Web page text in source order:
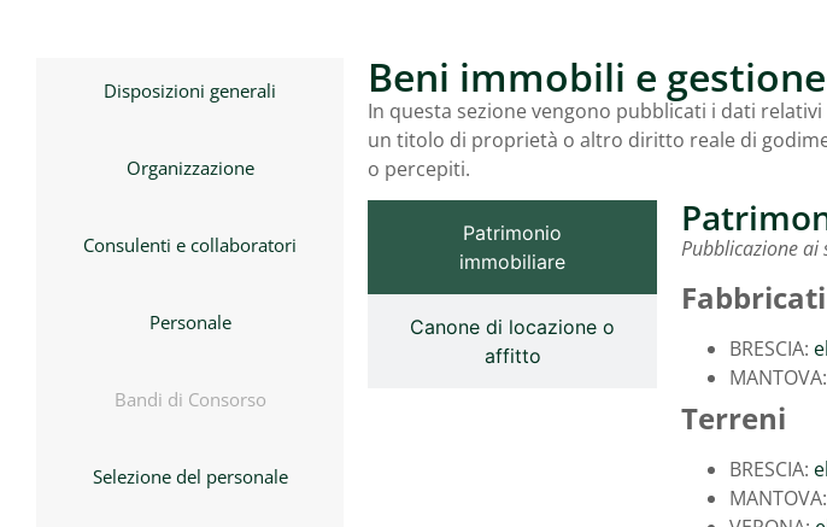
Disposizioni generali
Organizzazione
Consulenti e collaboratori
Personale
Bandi di Consorso
Selezione del personale
Beni immobili e
In questa sezione vengono pubblicati i dati
un titolo di proprietà o altro diritto reale di
o percepiti.
Patrimonio
immobiliare
Canone di locazione o
affitto
Pubblicazione ai
Fabbricati
BRESCIA:
MANTOVA:
Terreni
BRESCIA:
MANTOVA: